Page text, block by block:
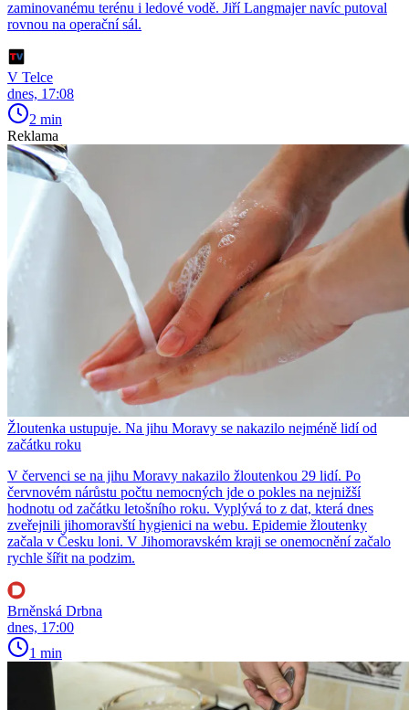
zaminovanému terénu i ledové vodě. Jiří Langmajer navíc putoval
rovnou na operační sál.
V Telce
dnes, 17:08
2 min
Reklama
Žloutenka ustupuje. Na jihu Moravy se nakazilo nejméně lidí od
začátku roku
V červenci se na jihu Moravy nakazilo žloutenkou 29 lidí. Po
červnovém nárůstu počtu nemocných jde o pokles na nejnižší
hodnotu od začátku letošního roku. Vyplývá to z dat, která dnes
zveřejnili jihomoravští hygienici na webu. Epidemie žloutenky
začala v Česku loni. V Jihomoravském kraji se onemocnění začalo
rychle šířit na podzim.
Brněnská Drbna
dnes, 17:00
1 min